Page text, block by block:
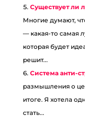
Существует ли
Многие думают,
— какая-то самая
которая будет
решит...
Система анти-
размышления о
итоге. Я хотела
стать...